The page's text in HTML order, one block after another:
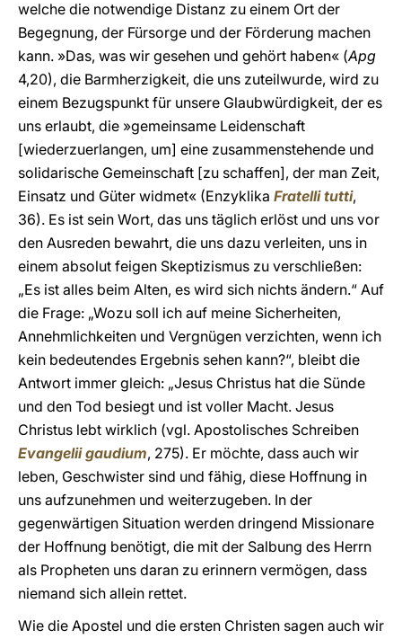
welche die notwendige Distanz zu einem Ort der
Begegnung, der Fürsorge und der Förderung machen
kann. »Das, was wir gesehen und gehört haben« (Apg
4,20), die Barmherzigkeit, die uns zuteilwurde, wird zu
einem Bezugspunkt für unsere Glaubwürdigkeit, der es
uns erlaubt, die »gemeinsame Leidenschaft
[wiederzuerlangen, um] eine zusammenstehende und
solidarische Gemeinschaft [zu schaffen], der man Zeit,
Einsatz und Güter widmet« (Enzyklika Fratelli tutti,
36). Es ist sein Wort, das uns täglich erlöst und uns vor
den Ausreden bewahrt, die uns dazu verleiten, uns in
einem absolut feigen Skeptizismus zu verschließen:
„Es ist alles beim Alten, es wird sich nichts ändern.“ Auf
die Frage: „Wozu soll ich auf meine Sicherheiten,
Annehmlichkeiten und Vergnügen verzichten, wenn ich
kein bedeutendes Ergebnis sehen kann?“, bleibt die
Antwort immer gleich: „Jesus Christus hat die Sünde
und den Tod besiegt und ist voller Macht. Jesus
Christus lebt wirklich (vgl. Apostolisches Schreiben
Evangelii gaudium, 275). Er möchte, dass auch wir
leben, Geschwister sind und fähig, diese Hoffnung in
uns aufzunehmen und weiterzugeben. In der
gegenwärtigen Situation werden dringend Missionare
der Hoffnung benötigt, die mit der Salbung des Herrn
als Propheten uns daran zu erinnern vermögen, dass
niemand sich allein rettet.
Wie die Apostel und die ersten Christen sagen auch wir